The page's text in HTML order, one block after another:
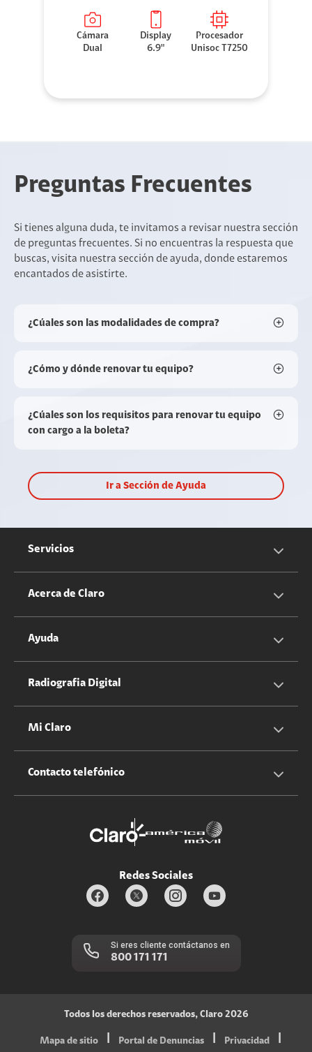
Cámara
Dual
Display
6.9"
Procesador
Unisoc T7250
Preguntas Frecuentes
Si tienes alguna duda, te invitamos a revisar nuestra sección
de preguntas frecuentes. Si no encuentras la respuesta que
buscas, visita nuestra sección de ayuda, donde estaremos
encantados de asistirte.
¿Cúales son las modalidades de compra?
¿Cómo y dónde renovar tu equipo?
¿Cúales son los requisitos para renovar tu equipo
con cargo a la boleta?
Ir a Sección de Ayuda
Servicios
Servicios Móviles
Claro club
Acerca de Claro
Información Corporativa
Propietario terreno antenas
Ayuda
Cotizador servicios móviles
Durabilidad de bienes
Estado de Servicios
Radiografia Digital
Mi Claro
Iniciar sesión
Contacto telefónico
Redes Sociales
Si eres cliente contáctanos en
800 171 171
Todos los derechos reservados, Claro 2026
Mapa de sitio Portal de Denuncias Privacidad